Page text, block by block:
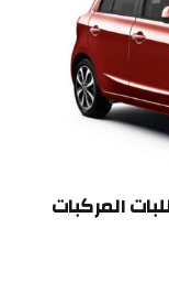
المركبات